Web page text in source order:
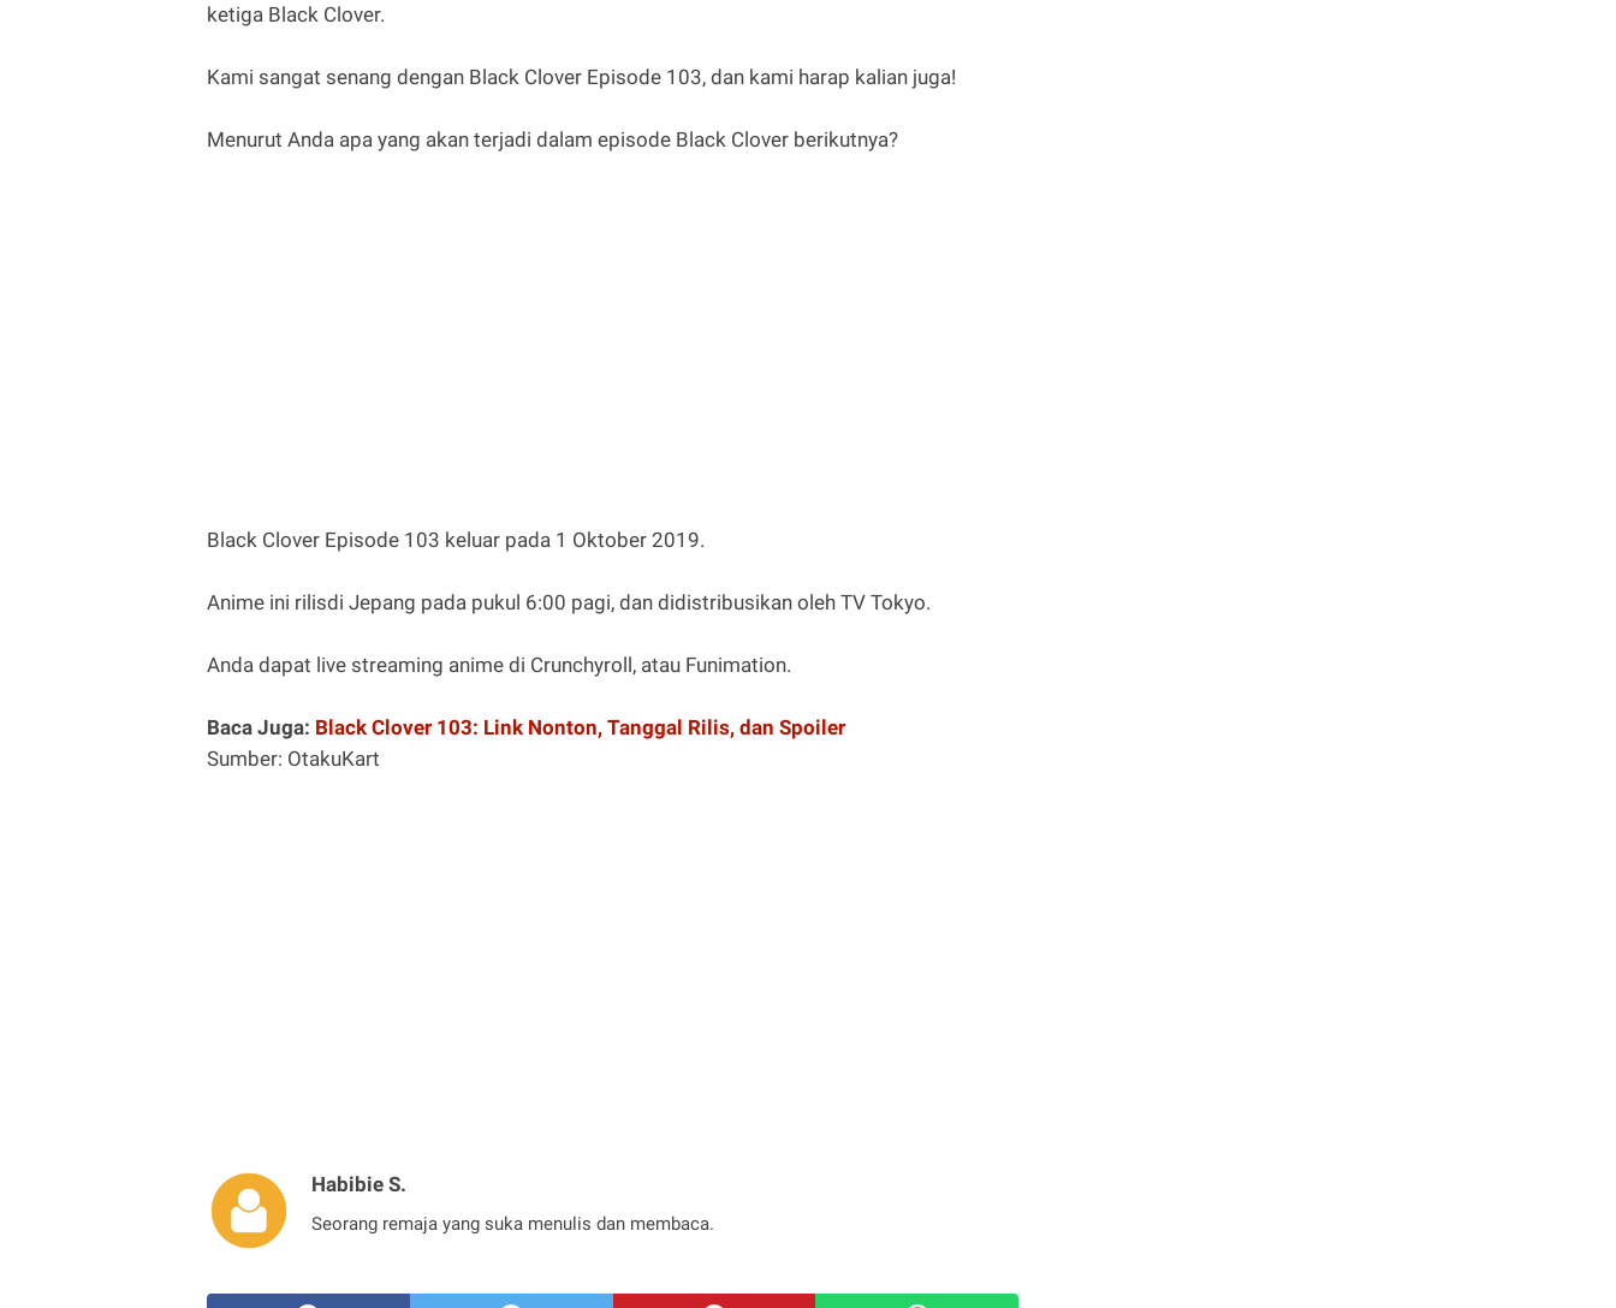
ketiga Black Clover.
Kami sangat senang dengan Black Clover Episode 103, dan kami harap kalian juga!
Menurut Anda apa yang akan terjadi dalam episode Black Clover berikutnya?
Black Clover Episode 103 keluar pada 1 Oktober 2019.
Anime ini rilisdi Jepang pada pukul 6:00 pagi, dan didistribusikan oleh TV Tokyo.
Anda dapat live streaming anime di Crunchyroll, atau Funimation.
Baca Juga: Black Clover 103: Link Nonton, Tanggal Rilis, dan Spoiler
Sumber: OtakuKart
Habibie S.
Seorang remaja yang suka menulis dan membaca.